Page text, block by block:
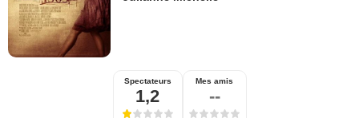
Spectateurs
1,2
Mes amis
--